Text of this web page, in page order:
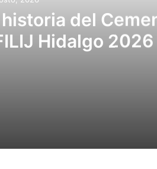
del
Hidalgo 2026